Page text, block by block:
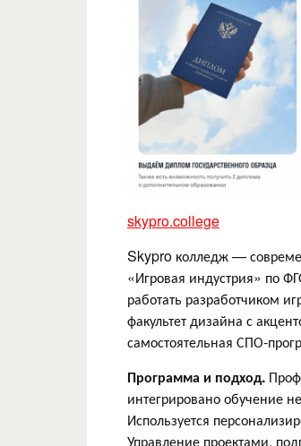
skypro.college
Skypro колледж —
«Игровая индустрия» по
работать разработчиком
факультет дизайна с
самостоятельная СПО-
Программа и подход.
интегрировано обучение
Используется
Управление проектами,